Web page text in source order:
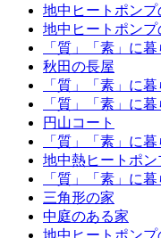
地中ヒートポンプ
地中ヒートポンプ
「質」「素」に
秋田の長屋
「質」「素」に暮
「質」「素」に暮
円山コート
「質」「素」に暮
地中熱ヒートポン
「質」「素」に暮
三角形の家
中庭のある家
地中ヒートポンプ